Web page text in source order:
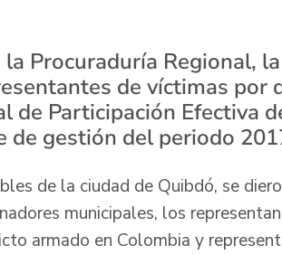
Procuraduría Regional,
de víctimas por
de Participación Efectiva
de gestión del periodo
de la ciudad de Quibdó, se
municipales, los
armado en Colombia y